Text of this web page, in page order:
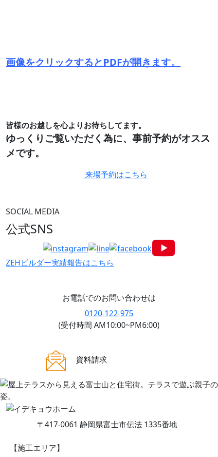
画像をクリックするとPDFが開きます。
皆様のお越しを心よりお待ちしてます。
ゆっくりご覧いただく為に、事前予約がオスス
メです。
来場予約はこちら
SOCIAL MEDIA
公式SNS
ZEHビルダー実績報告はこちら
お電話でのお問い合わせは
0120-122-975
(受付時間 AM10:00~PM6:00)
資料請求
〒417-0061 静岡県富士市伝法 1335番地
【施工エリア】